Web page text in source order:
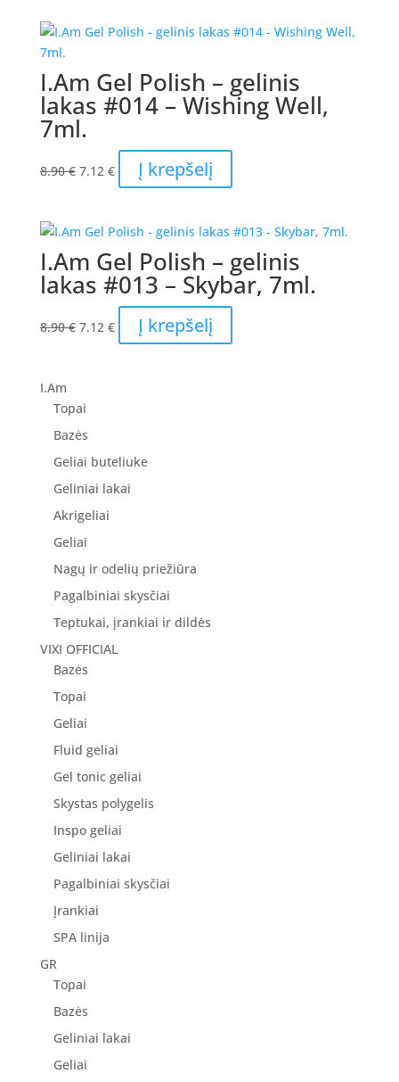
I.Am Gel Polish – gelinis
lakas #014 – Wishing Well,
7ml.
8.90€ Original
8.90 €.
7.12 €Current
price
7.12 €.
Į krepšelį
I.Am Gel Polish – gelinis
lakas #013 – Skybar, 7ml.
8.90€ Original
7.12 €Current
price
Į krepšelį
I.Am
Topai
Bazės
Geliai buteliuke
Geliniai lakai
Akrigeliai
Geliai
Nagų ir odelių priežiūra
Pagalbiniai skysčiai
Teptukai, įrankiai ir dildės
VIXI OFFICIAL
Bazės
Topai
Geliai
Fluid geliai
Gel tonic geliai
Skystas polygelis
Inspo geliai
Geliniai lakai
Pagalbiniai skysčiai
Įrankiai
SPA linija
GR
Topai
Bazės
Geliniai lakai
Geliai